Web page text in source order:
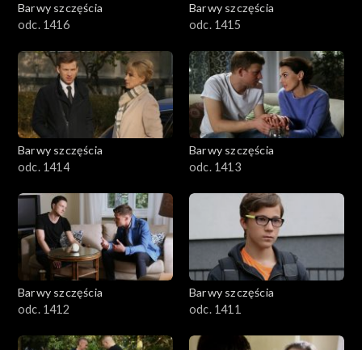
Barwy szczęścia
odc. 1416
Barwy szczęścia
odc. 1415
Barwy szczęścia
odc. 1414
Barwy szczęścia
odc. 1413
Barwy szczęścia
odc. 1412
Barwy szczęścia
odc. 1411